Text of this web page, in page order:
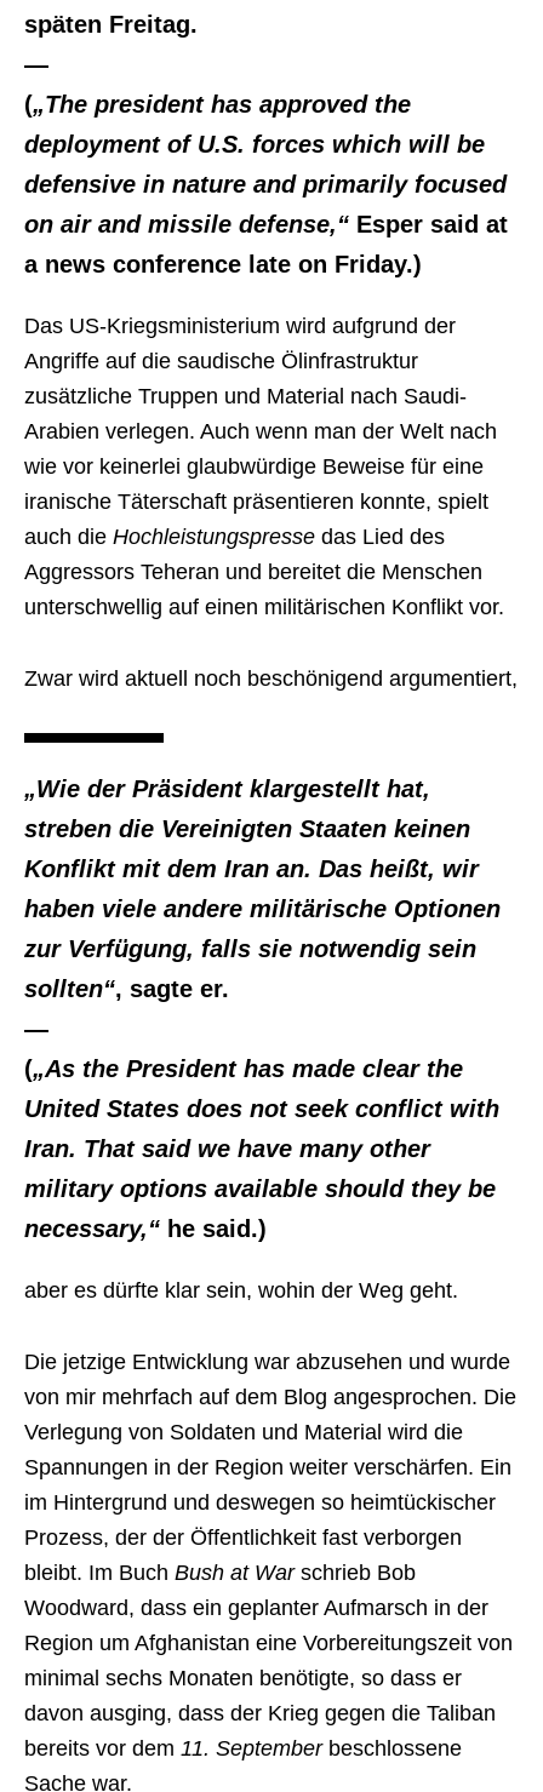
späten Freitag.
—
(„The president has approved the
deployment of U.S. forces which will be
defensive in nature and primarily focused
on air and missile defense,“ Esper said at
a news conference late on Friday.)
Das US-Kriegsministerium wird aufgrund der
Angriffe auf die saudische Ölinfrastruktur
zusätzliche Truppen und Material nach Saudi-
Arabien verlegen. Auch wenn man der Welt nach
wie vor keinerlei glaubwürdige Beweise für eine
iranische Täterschaft präsentieren konnte, spielt
auch die Hochleistungspresse das Lied des
Aggressors Teheran und bereitet die Menschen
unterschwellig auf einen militärischen Konflikt vor.
Zwar wird aktuell noch beschönigend argumentiert,
„Wie der Präsident klargestellt hat,
streben die Vereinigten Staaten keinen
Konflikt mit dem Iran an. Das heißt, wir
haben viele andere militärische Optionen
zur Verfügung, falls sie notwendig sein
sollten“, sagte er.
—
(„As the President has made clear the
United States does not seek conflict with
Iran. That said we have many other
military options available should they be
necessary,“ he said.)
aber es dürfte klar sein, wohin der Weg geht.
Die jetzige Entwicklung war abzusehen und wurde
von mir mehrfach auf dem Blog angesprochen. Die
Verlegung von Soldaten und Material wird die
Spannungen in der Region weiter verschärfen. Ein
im Hintergrund und deswegen so heimtückischer
Prozess, der der Öffentlichkeit fast verborgen
bleibt. Im Buch Bush at Warschrieb Bob
Woodward, dass ein geplanter Aufmarsch in der
Region um Afghanistan eine Vorbereitungszeit von
minimal sechs Monaten benötigte, so dass er
davon ausging, dass der Krieg gegen die Taliban
bereits vor dem 11. Septemberbeschlossene
Sache war.